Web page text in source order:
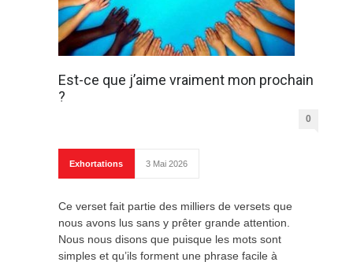
Est-ce que j’aime vraiment mon prochain
?
0
Exhortations 3 Mai 2026
Ce verset fait partie des milliers de versets que
nous avons lus sans y prêter grande attention.
Nous nous disons que puisque les mots sont
simples et qu’ils forment une phrase facile à